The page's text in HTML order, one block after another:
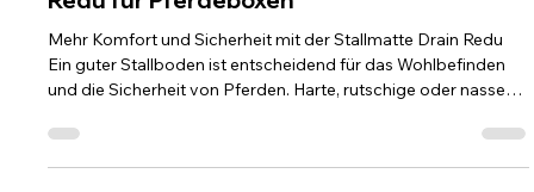
Boxenmatten Pferd: SAGUSTU Drainmatte
Redu für Pferdeboxen
Mehr Komfort und Sicherheit mit der Stallmatte Drain Redu
und die Sicherheit von Pferden. Harte, rutschige oder nasse
Untergründe können schnell zum Problem werden. Genau hier